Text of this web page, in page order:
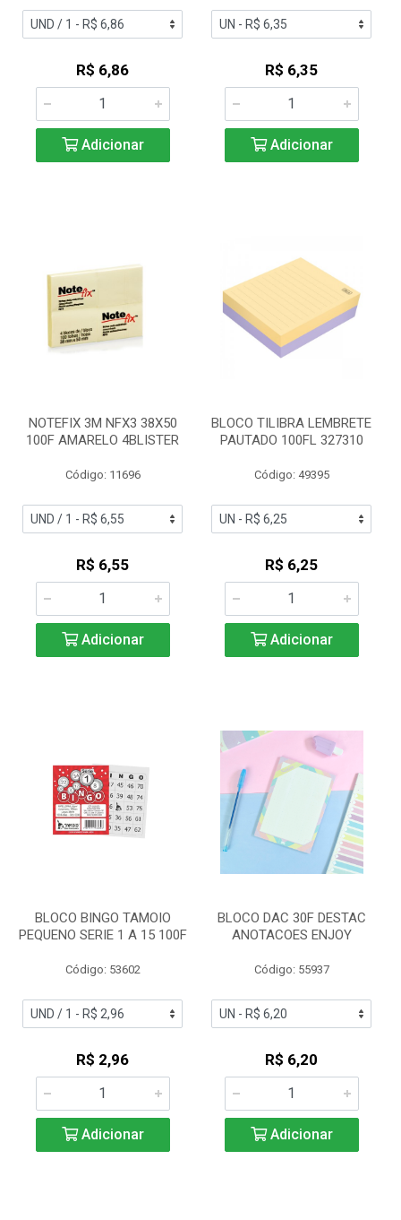
R$ 6,86
Adicionar
R$ 6,35
Adicionar
NOTEFIX 3M NFX3 38X50
100F AMARELO 4BLISTER
Código: 11696
R$ 6,55
Adicionar
BLOCO TILIBRA LEMBRETE
PAUTADO 100FL 327310
Código: 49395
R$ 6,25
Adicionar
BLOCO BINGO TAMOIO
PEQUENO SERIE 1 A 15 100F
Código: 53602
R$ 2,96
Adicionar
BLOCO DAC 30F DESTAC
ANOTACOES ENJOY
Código: 55937
R$ 6,20
Adicionar